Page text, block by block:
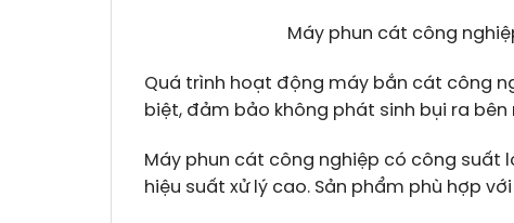
Máy phun cát công
Quá trình hoạt động máy bắn cát công
biệt, đảm bảo không phát sinh bụi ra
Máy phun cát công nghiệp có công suất
hiệu suất xử lý cao. Sản phẩm phù hợp